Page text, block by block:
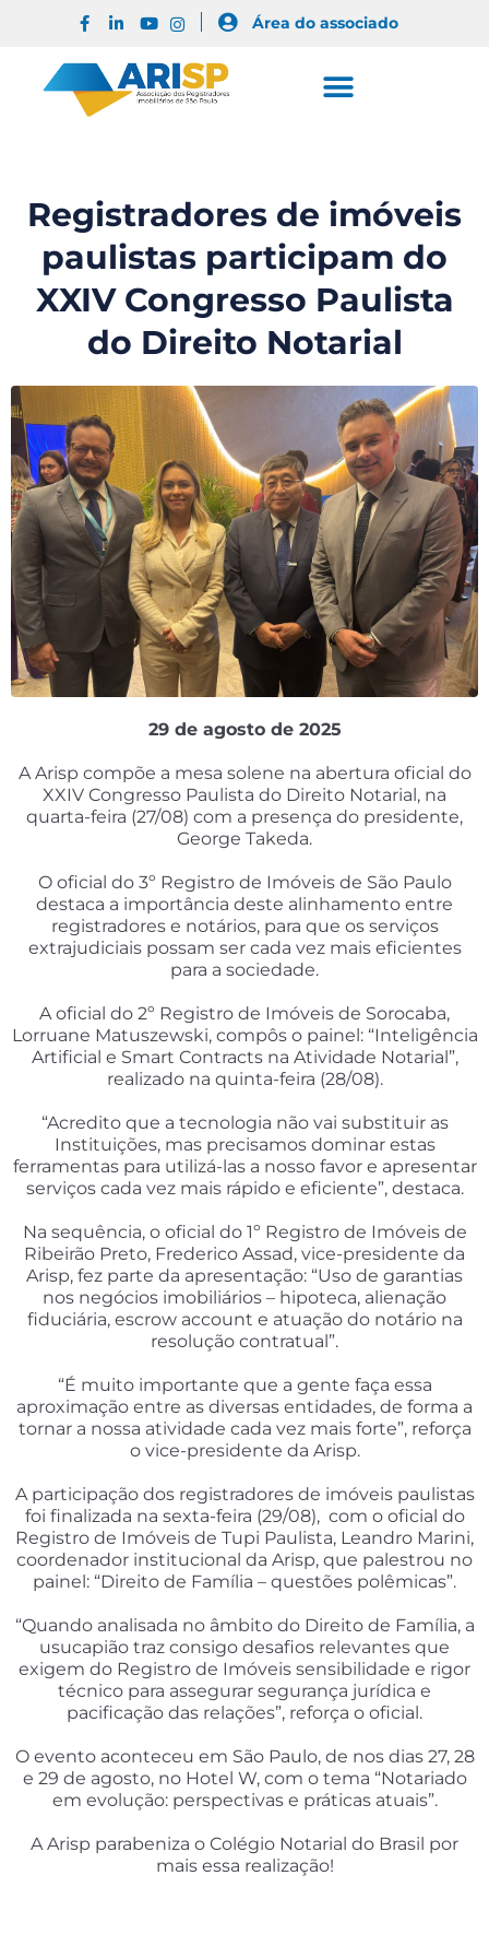
Área do associado
Registradores de imóveis
paulistas participam do
XXIV Congresso Paulista
do Direito Notarial
29 de agosto de 2025
A Arisp compõe a mesa solene na abertura oficial do
XXIV Congresso Paulista do Direito Notarial, na
quarta-feira (27/08) com a presença do presidente,
George Takeda.
O oficial do 3º Registro de Imóveis de São Paulo
destaca a importância deste alinhamento entre
registradores e notários, para que os serviços
extrajudiciais possam ser cada vez mais eficientes
para a sociedade.
A oficial do 2º Registro de Imóveis de Sorocaba,
Lorruane Matuszewski, compôs o painel: “Inteligência
Artificial e Smart Contracts na Atividade Notarial”,
realizado na quinta-feira (28/08).
“Acredito que a tecnologia não vai substituir as
Instituições, mas precisamos dominar estas
ferramentas para utilizá-las a nosso favor e apresentar
serviços cada vez mais rápido e eficiente”, destaca.
Na sequência, o oficial do 1º Registro de Imóveis de
Ribeirão Preto, Frederico Assad, vice-presidente da
Arisp, fez parte da apresentação: “Uso de garantias
nos negócios imobiliários – hipoteca, alienação
fiduciária, escrow account e atuação do notário na
resolução contratual”.
“É muito importante que a gente faça essa
aproximação entre as diversas entidades, de forma a
tornar a nossa atividade cada vez mais forte”, reforça
o vice-presidente da Arisp.
A participação dos registradores de imóveis paulistas
foi finalizada na sexta-feira (29/08), com o oficial do
Registro de Imóveis de Tupi Paulista, Leandro Marini,
coordenador institucional da Arisp, que palestrou no
painel: “Direito de Família – questões polêmicas”.
“Quando analisada no âmbito do Direito de Família, a
usucapião traz consigo desafios relevantes que
exigem do Registro de Imóveis sensibilidade e rigor
técnico para assegurar segurança jurídica e
pacificação das relações”, reforça o oficial.
O evento aconteceu em São Paulo, de nos dias 27, 28
e 29 de agosto, no Hotel W, com o tema “Notariado
em evolução: perspectivas e práticas atuais”.
A Arisp parabeniza o Colégio Notarial do Brasil por
mais essa realização!